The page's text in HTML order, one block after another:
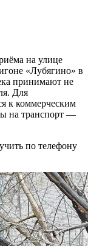
на улице
«Лубягино» в
принимают не
Для
к коммерческим
на транспорт —
по телефону